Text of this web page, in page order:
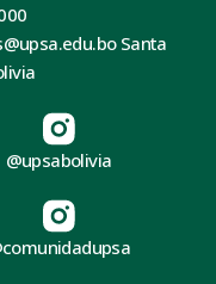
Santa
@upsabolivia